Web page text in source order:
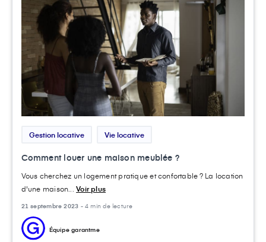
Gestion locative Vie locative
Comment louer une maison meublée ?
Vous cherchez un logement pratique et confortable ? La location
d'une maison...Voir plus
21 septembre 2023 - 4 min de lecture
Équipe garantme